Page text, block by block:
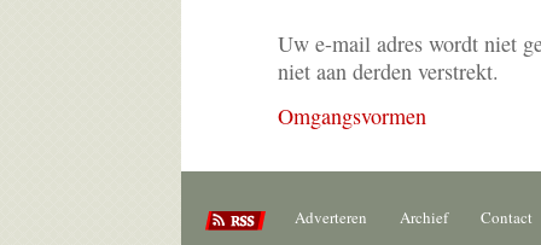
Uw e-mail adres wordt niet
niet aan derden verstrekt.
Omgangsvormen
Adverteren Archief Contact